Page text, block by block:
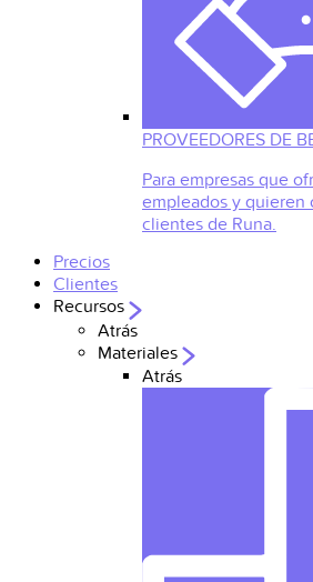
PROVEEDORES DE
Para empresas que
empleados y quieren
clientes de Runa.
Precios
Clientes
Recursos
Atrás
Materiales
Atrás